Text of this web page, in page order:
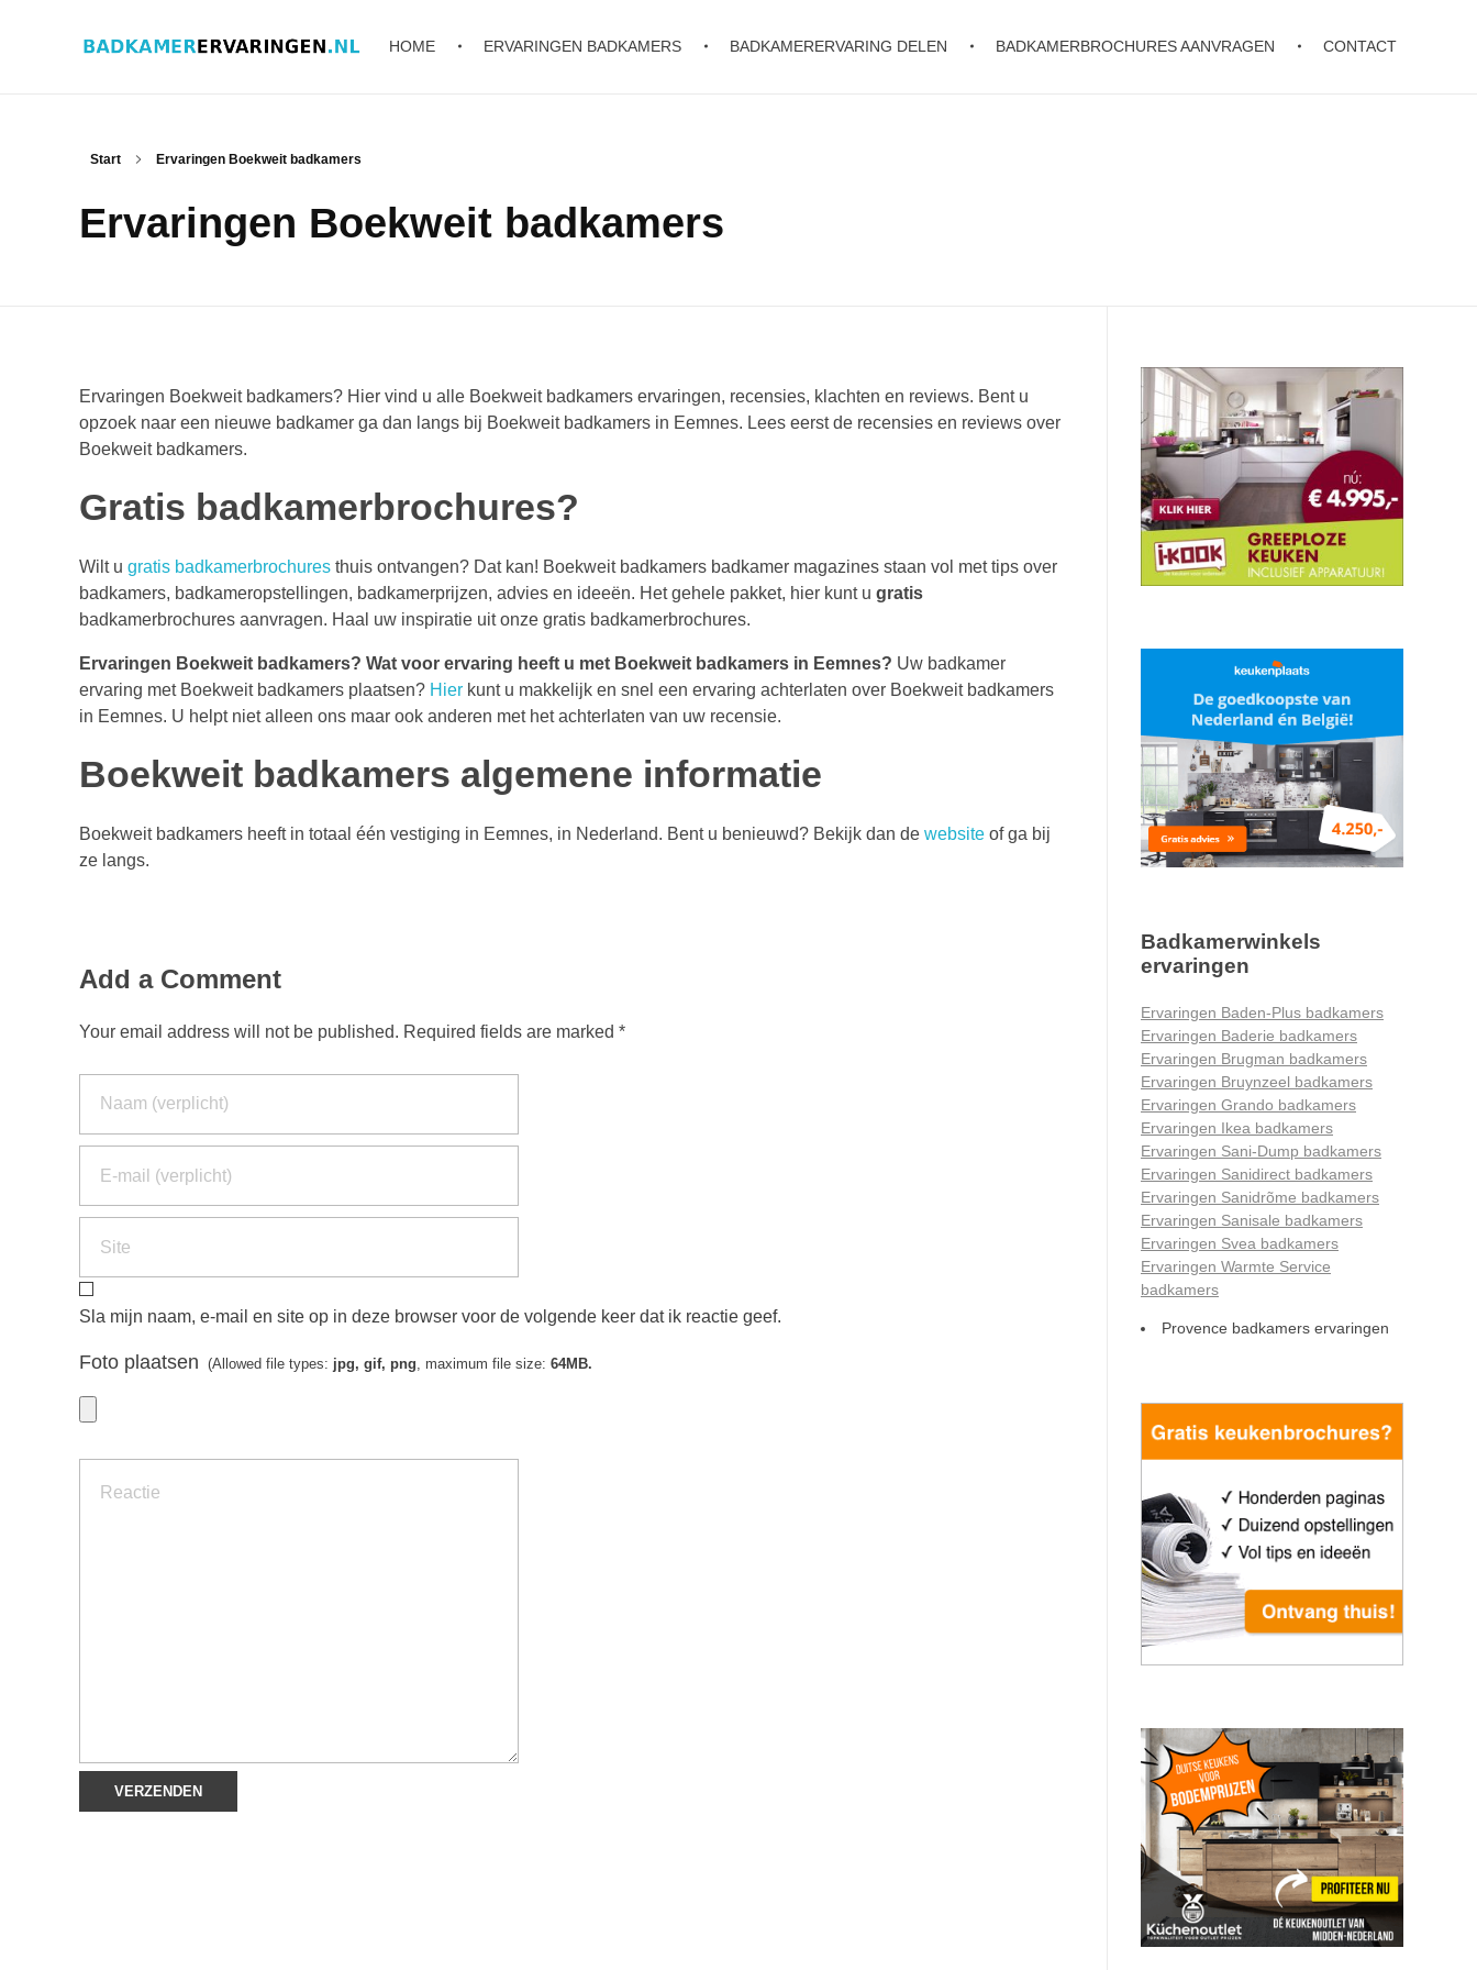
HOME ERVARINGEN BADKAMERS BADKAMERERVARING DELEN BADKAMERBROCHURES AANVRAGEN CONTACT
Start Ervaringen Boekweit badkamers
Ervaringen Boekweit badkamers
Ervaringen Boekweit badkamers? Hier vind u alle Boekweit badkamers ervaringen, recensies, klachten en reviews. Bent u
opzoek naar een nieuwe badkamer ga dan langs bij Boekweit badkamers in Eemnes. Lees eerst de recensies en reviews over
Boekweit badkamers.
Gratis badkamerbrochures?
Wilt u gratis badkamerbrochures thuis ontvangen? Dat kan! Boekweit badkamers badkamer magazines staan vol met tips over
badkamers, badkameropstellingen, badkamerprijzen, advies en ideeën. Het gehele pakket, hier kunt u gratis
badkamerbrochures aanvragen. Haal uw inspiratie uit onze gratis badkamerbrochures.
Ervaringen Boekweit badkamers? Wat voor ervaring heeft u met Boekweit badkamers in Eemnes? Uw badkamer
ervaring met Boekweit badkamers plaatsen? Hier kunt u makkelijk en snel een ervaring achterlaten over Boekweit badkamers
in Eemnes. U helpt niet alleen ons maar ook anderen met het achterlaten van uw recensie.
Boekweit badkamers algemene informatie
Boekweit badkamers heeft in totaal één vestiging in Eemnes, in Nederland. Bent u benieuwd? Bekijk dan de website of ga bij
ze langs.
Add a Comment
Your email address will not be published. Required fields are marked *
Sla mijn naam, e-mail en site op in deze browser voor de volgende keer dat ik reactie geef.
Foto plaatsen (Allowed file types: jpg, gif, png, maximum file size: 64MB.
Badkamerwinkels
ervaringen
Ervaringen Baden-Plus badkamers
Ervaringen Baderie badkamers
Ervaringen Brugman badkamers
Ervaringen Bruynzeel badkamers
Ervaringen Grando badkamers
Ervaringen Ikea badkamers
Ervaringen Sani-Dump badkamers
Ervaringen Sanidirect badkamers
Ervaringen Sanidrõme badkamers
Ervaringen Sanisale badkamers
Ervaringen Svea badkamers
Ervaringen Warmte Service
badkamers
Provence badkamers ervaringen